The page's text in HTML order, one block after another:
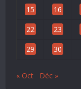
15 16
22 23
29 30
« Oct Déc »